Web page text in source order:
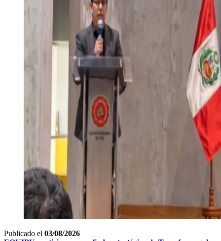
Publicado el 03/08/2026